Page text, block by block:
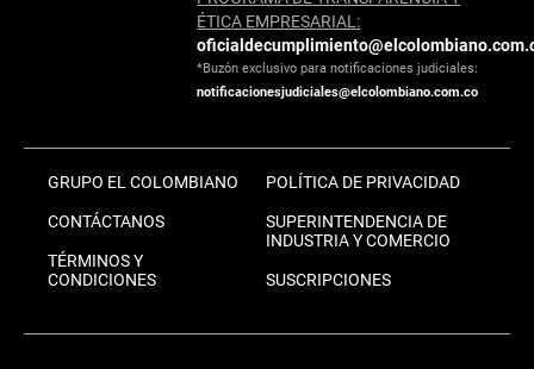
ÉTICA EMPRESARIAL:
*Buzón exclusivo para notificaciones judiciales:
notificacionesjudiciales@elcolombiano.com.co
GRUPO EL COLOMBIANO
CONTÁCTANOS
TÉRMINOS Y
CONDICIONES
POLÍTICA DE PRIVACIDAD
SUPERINTENDENCIA DE
INDUSTRIA Y COMERCIO
SUSCRIPCIONES